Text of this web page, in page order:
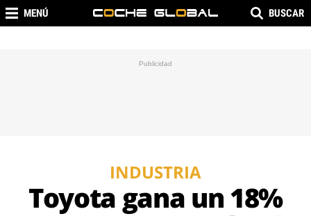
MENÚ BUSCAR
INDUSTRIA
Toyota gana un 18%